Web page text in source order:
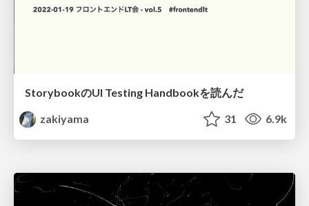
StorybookのUI Testing Handbookを読んだ
zakiyama
31 6.9k